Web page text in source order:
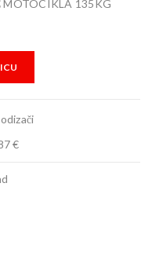
MOTOCIKLA 135KG
€